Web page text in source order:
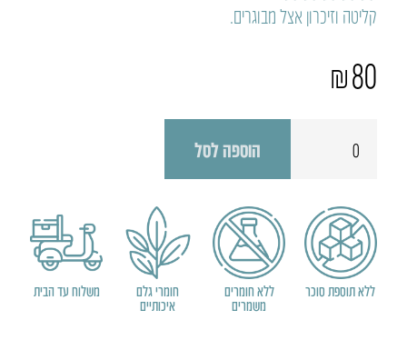
דורג5.00מתוך 5
קליטה וזיכרון אצל מבוגרים.
₪80
הוספה לסל
ללא תוספת סוכר
ללא חומרים
משמרים
חומרי גלם
איכותיים
משלוח עד הבית